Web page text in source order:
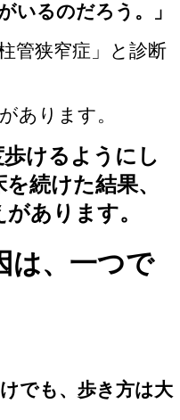
いるのだろう。」
管狭窄症」と診断
あります。
けるようにし
続けた結果、
あります。
は、一つで
でも、歩き方は大